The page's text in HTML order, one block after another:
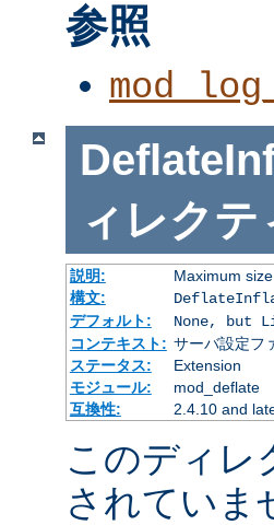
参照
ィレクテ
説明:
Maximum
構文:
デフォルト:
None, but
コンテキスト: サーバ設定フ
ステータス:
Extension
モジュール:
mod_deflate
互換性:
2.4.10 and
このディレ
されていま